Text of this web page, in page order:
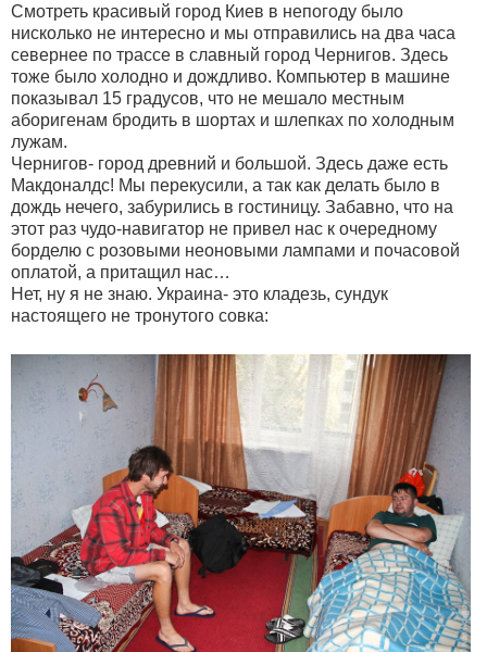
Смотреть красивый город Киев в непогоду было
нисколько не интересно и мы отправились на два часа
севернее по трассе в славный город Чернигов. Здесь
тоже было холодно и дождливо. Компьютер в машине
показывал 15 градусов, что не мешало местным
аборигенам бродить в шортах и шлепках по холодным
лужам.
Чернигов- город древний и большой. Здесь даже есть
Макдоналдс! Мы перекусили, а так как делать было в
дождь нечего, забурились в гостиницу. Забавно, что на
этот раз чудо-навигатор не привел нас к очередному
борделю с розовыми неоновыми лампами и почасовой
оплатой, а притащил нас…
Нет, ну я не знаю. Украина- это кладезь, сундук
настоящего не тронутого совка: